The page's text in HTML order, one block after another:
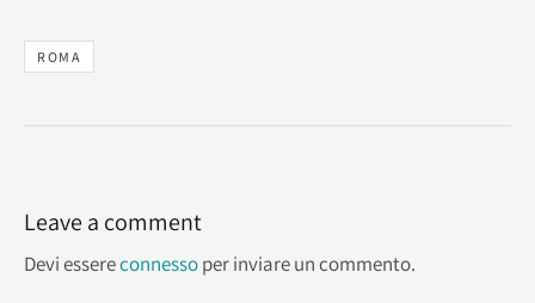
ROMA
Leave a comment
Devi essereconnessoper inviare un commento.